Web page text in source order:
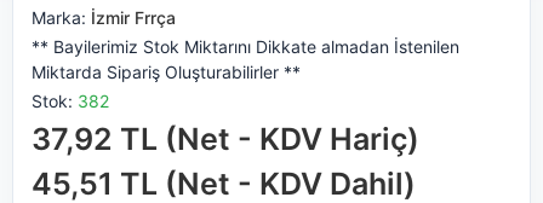
Marka: İzmir Frrça
** Bayilerimiz Stok Miktarını Dikkate almadan İstenilen
Miktarda Sipariş Oluşturabilirler **
Stok: 382
37,92 TL (Net - KDV Hariç)
45,51 TL (Net - KDV Dahil)